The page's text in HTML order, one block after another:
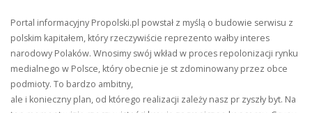
Portal informacyjny Propolski.pl powstał z myślą o budowie serwisu z
polskim kapitałem, który rzeczywiście reprezento wałby interes
narodowy Polaków. Wnosimy swój wkład w proces repolonizacji rynku
medialnego w Polsce, który obecnie je st zdominowany przez obce
podmioty. To bardzo ambitny,
ale i konieczny plan, od którego realizacji zależy nasz pr zyszły byt. Na